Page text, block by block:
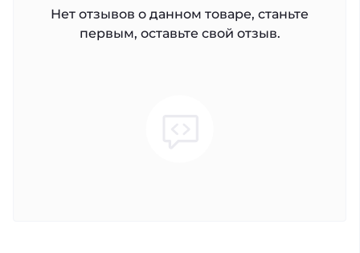
Нет отзывов о данном товаре, станьте
первым, оставьте свой отзыв.